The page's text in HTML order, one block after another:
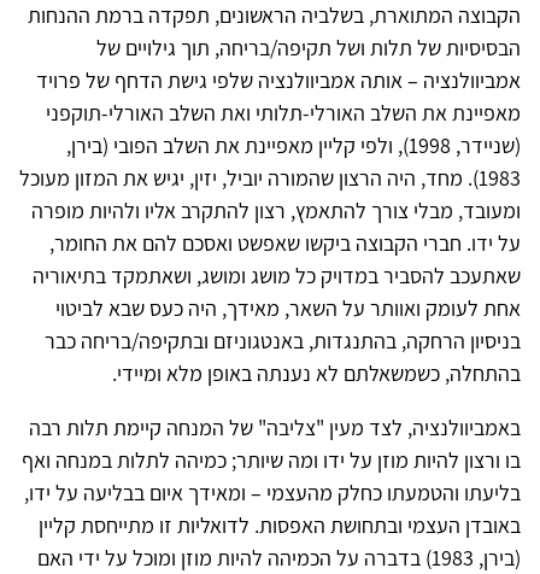
הקבוצה המתוארת, בשלביה הראשונים, תפקדה ברמת ההנחות
הבסיסיות של תלות ושל תקיפה/בריחה, תוך גילויים של
אמביוולנציה – אותה אמביוולנציה שלפי גישת הדחף של פרויד
מאפיינת את השלב האורלי-תלותי ואת השלב האורלי-תוקפני
(שניידר, 1998), ולפי קליין מאפיינת את השלב הפובי (בירן,
1983). מחד, היה הרצון שהמורה יוביל, יזין, יגיש את המזון מעוכל
ומעובד, מבלי צורך להתאמץ, רצון להתקרב אליו ולהיות מופרה
על ידו. חברי הקבוצה ביקשו שאפשט ואסכם להם את החומר,
שאתעכב להסביר במדויק כל מושג ומושג, ושאתמקד בתיאוריה
אחת לעומק ואוותר על השאר, מאידך, היה כעס שבא לביטוי
בניסיון הרחקה, בהתנגדות, באנטגוניזם ובתקיפה/בריחה כבר
בהתחלה, כשמשאלתם לא נענתה באופן מלא ומיידי.
באמביוולנציה, לצד מעין "צליבה" של המנחה קיימת תלות רבה
בו ורצון להיות מוזן על ידו ומה שיותר; כמיהה לתלות במנחה ואף
בליעתו והטמעתו כחלק מהעצמי – ומאידך איום בבליעה על ידו,
באובדן העצמי ובתחושת האפסות. לדואליות זו מתייחסת קליין
(בירן, 1983) בדברה על הכמיהה להיות מוזן ומוכל על ידי האם